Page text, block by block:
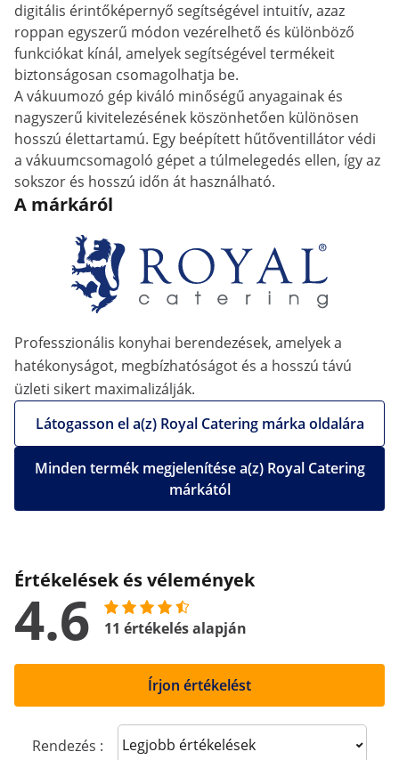
digitális érintőképernyő segítségével intuitív, azaz
roppan egyszerű módon vezérelhető és különböző
funkciókat kínál, amelyek segítségével termékeit
biztonságosan csomagolhatja be.
A vákuumozó gép kiváló minőségű anyagainak és
nagyszerű kivitelezésének köszönhetően különösen
hosszú élettartamú. Egy beépített hűtőventillátor védi
a vákuumcsomagoló gépet a túlmelegedés ellen, így az
sokszor és hosszú időn át használható.
A márkáról
Professzionális konyhai berendezések, amelyek a
hatékonyságot, megbízhatóságot és a hosszú távú
üzleti sikert maximalizálják.
Látogasson el a(z) Royal Catering márka oldalára
Minden termék megjelenítése a(z) Royal Catering
márkától
Értékelések és vélemények
4.6 11 értékelés alapján
Írjon értékelést
Rendezés : Sort reviews